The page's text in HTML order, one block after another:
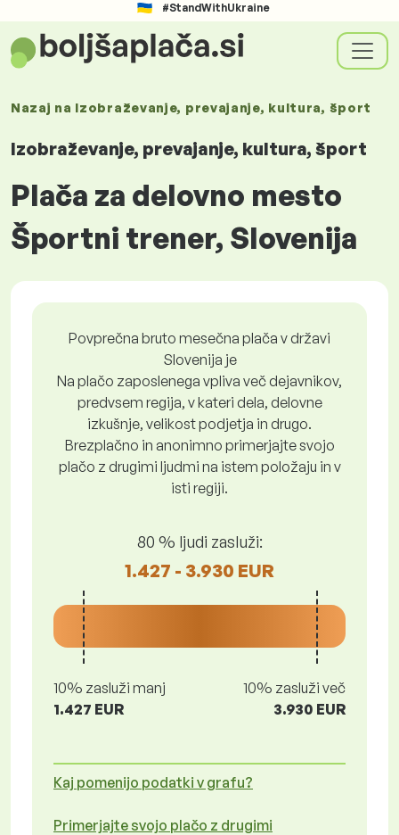
#StandWithUkraine
Nazaj na Izobraževanje, prevajanje, kultura, šport
Izobraževanje, prevajanje, kultura, šport
Plača za delovno mesto
Športni trener, Slovenija
Povprečna bruto mesečna plača v državi
Slovenija je
Na plačo zaposlenega vpliva več dejavnikov,
predvsem regija, v kateri dela, delovne
izkušnje, velikost podjetja in drugo.
Brezplačno in anonimno primerjajte svojo
plačo z drugimi ljudmi na istem položaju in v
isti regiji.
80 % ljudi zasluži:
1.427 - 3.930 EUR
10% zasluži manj
1.427 EUR
10% zasluži več
3.930 EUR
Kaj pomenijo podatki v grafu?
Primerjajte svojo plačo z drugimi